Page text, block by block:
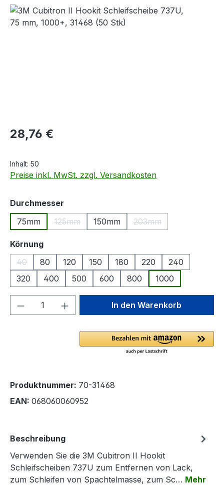
Bildergalerie überspringen
Regulärer Preis:
28,76 €
Inhalt: 50
Preise inkl. MwSt. zzgl. Versandkosten
Durchmesser
75mm
125mm
(Diese Option ist zurzeit nicht verfügbar.)
150mm 203mm
(Diese Option ist
Körnungauswählen
40
(Diese Option ist zurzeit nicht verfügbar.)
80 120 150 180 220
240
320
400 500 600 800 1000
Produkt Anzahl: Gib denIn den Warenkorb
Produktnummer: 70-31468
EAN: 068060060952
Beschreibung
Verwenden Sie die 3M Cubitron II Hookit
Schleifscheiben 737U zum Entfernen von Lack,
zum Schleifen von Spachtelmasse, zum Sc… Mehr